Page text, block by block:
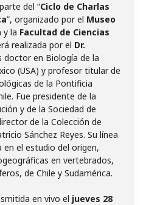
del “Ciclo de Charlas
”, organizado por el Museo
y la Facultad de Ciencias
realizada por el Dr.
doctor en Biología de la
(USA) y profesor titular de
de la Pontificia
Fue presidente de la
y de la Sociedad de
de la Colección de
Sánchez Reyes. Su línea
el estudio del origen,
en vertebrados,
de Chile y Sudamérica.
en vivo el jueves 28